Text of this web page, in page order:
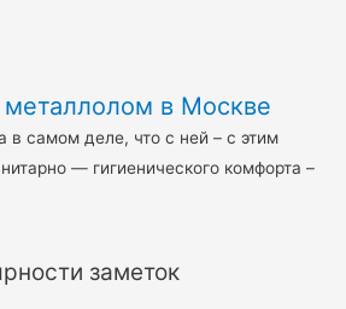
металлолом в Москве
в самом деле, что с ней – с этим
— гигиенического комфорта –
заметок